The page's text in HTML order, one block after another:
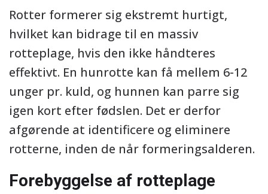
Rotter formerer sig ekstremt hurtigt,
hvilket kan bidrage til en massiv
rotteplage, hvis den ikke håndteres
effektivt. En hunrotte kan få mellem 6-12
unger pr. kuld, og hunnen kan parre sig
igen kort efter fødslen. Det er derfor
afgørende at identificere og eliminere
rotterne, inden de når formeringsalderen.
Forebyggelse af rotteplage